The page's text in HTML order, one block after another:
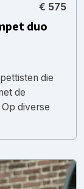
€ 575
duo
die
de
diverse